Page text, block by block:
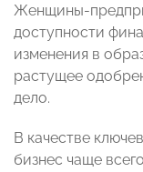
Женщины-
доступности
изменения в
растущее
дело.
В качестве
бизнес чаще